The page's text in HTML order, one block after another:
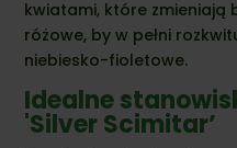
kwiatami, które zmieniają
różowe, by w pełni
niebiesko-fioletowe.
Idealne
'Silver Scimitar’